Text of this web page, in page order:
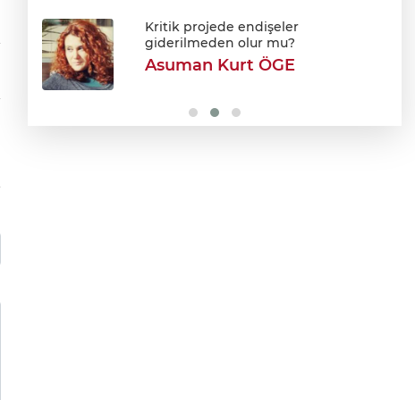
Şehir Hastanesi'nde otopark çilesi
Kritik projede endişeler
giderilmeden olur mu?
Asuman Kurt ÖGE